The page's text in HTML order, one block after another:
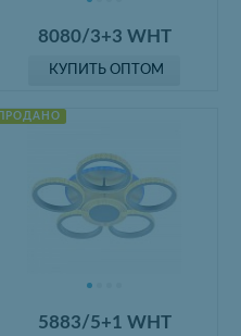
8080/3+3 WHT
КУПИТЬ ОПТОМ
ПРОДАНО
5883/5+1 WHT